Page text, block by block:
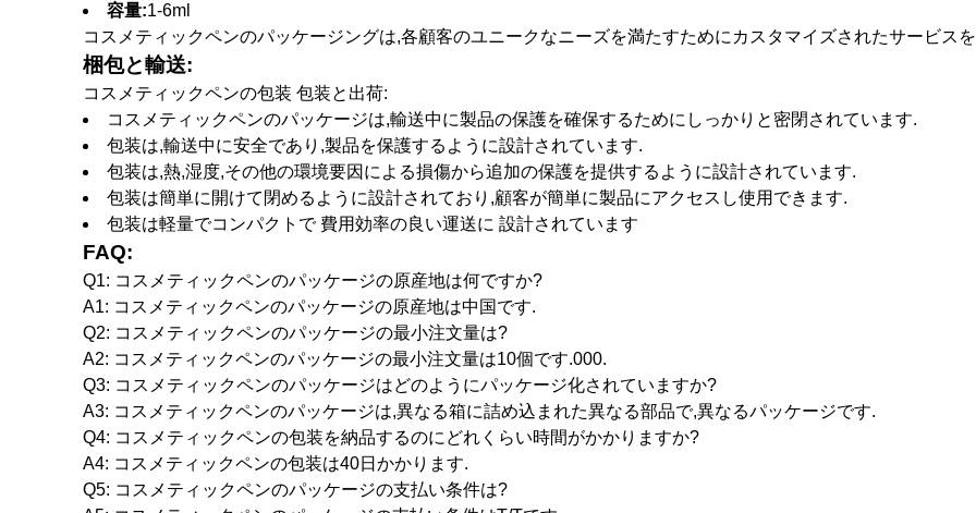
容量:1-6ml
コスメティックペンのパッケージングは,各顧客のユニークなニーズを満たすためにカスタマイズされたサービス
梱包と輸送:
コスメティックペンの包装 包装と出荷:
コスメティックペンのパッケージは,輸送中に製品の保護を確保するためにしっかりと密閉されています.
包装は,輸送中に安全であり,製品を保護するように設計されています.
包装は,熱,湿度,その他の環境要因による損傷から追加の保護を提供するように設計されています.
包装は簡単に開けて閉めるように設計されており,顧客が簡単に製品にアクセスし使用できます.
包装は軽量でコンパクトで 費用効率の良い運送に 設計されています
FAQ:
Q1: コスメティックペンのパッケージの原産地は何ですか?
A1: コスメティックペンのパッケージの原産地は中国です.
Q2: コスメティックペンのパッケージの最小注文量は?
A2: コスメティックペンのパッケージの最小注文量は10個です.000.
Q3: コスメティックペンのパッケージはどのようにパッケージ化されていますか?
A3: コスメティックペンのパッケージは,異なる箱に詰め込まれた異なる部品で,異なるパッケージです.
Q4: コスメティックペンの包装を納品するのにどれくらい時間がかかりますか?
A4: コスメティックペンの包装は40日かかります.
Q5: コスメティックペンのパッケージの支払い条件は?